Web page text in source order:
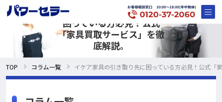
イケア家具の引き取り先に
困っている方必見！公式
「家具買取サービス」を徹
底解説。
TOP コラム一覧 イケア家具の引き取り先に困っている方必見！公式「